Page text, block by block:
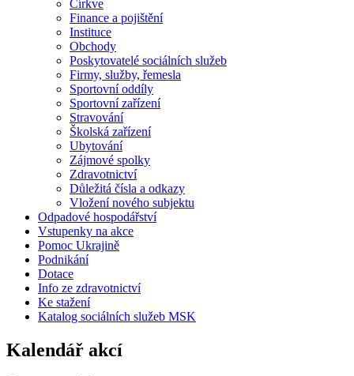
Církve
Finance a pojištění
Instituce
Obchody
Poskytovatelé sociálních služeb
Firmy, služby, řemesla
Sportovní oddíly
Sportovní zařízení
Stravování
Školská zařízení
Ubytování
Zájmové spolky
Zdravotnictví
Důležitá čísla a odkazy
Vložení nového subjektu
Odpadové hospodářství
Vstupenky na akce
Pomoc Ukrajině
Podnikání
Dotace
Info ze zdravotnictví
Ke stažení
Katalog sociálních služeb MSK
Kalendář akcí